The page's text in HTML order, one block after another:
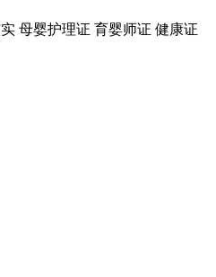
母婴护理证 育婴师证 健康证